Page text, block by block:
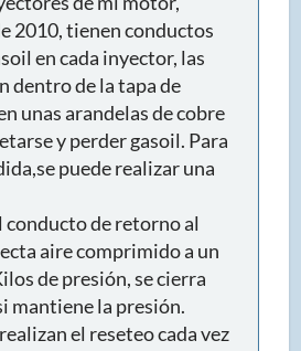
2010, tienen conductos
en cada inyector, las
dentro de la tapa de
unas arandelas de cobre
y perder gasoil. Para
puede realizar una
conducto de retorno al
aire comprimido a un
de presión, se cierra
mantiene la presión.
el reseteo cada vez